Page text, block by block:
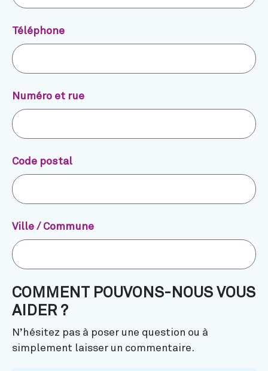
Téléphone
Numéro et rue
Code postal
Ville / Commune
COMMENT POUVONS-NOUS VOUS
AIDER ?
N’hésitez pas à poser une question ou à
simplement laisser un commentaire.